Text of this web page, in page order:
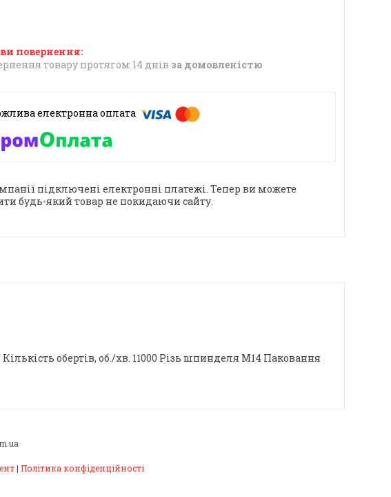
товару протягом 14 днів за домовленістю
підключені електронні платежі. Тепер ви можете
будь-який товар не покидаючи сайту.
обертів, об./хв. 11000 Різь шпинделя М14 Паковання
| Політика конфіденційності